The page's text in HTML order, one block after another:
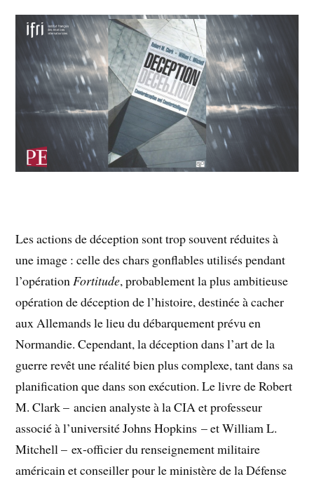
Les actions de déception sont trop souvent réduites à
une image : celle des chars gonflables utilisés pendant
l’opération Fortitude, probablement la plus ambitieuse
opération de déception de l’histoire, destinée à cacher
aux Allemands le lieu du débarquement prévu en
Normandie. Cependant, la déception dans l’art de la
guerre revêt une réalité bien plus complexe, tant dans sa
planification que dans son exécution. Le livre de Robert
M. Clark – ancien analyste à la CIA et professeur
associé à l’université Johns Hopkins – et William L.
Mitchell – ex-officier du renseignement militaire
américain et conseiller pour le ministère de la Défense